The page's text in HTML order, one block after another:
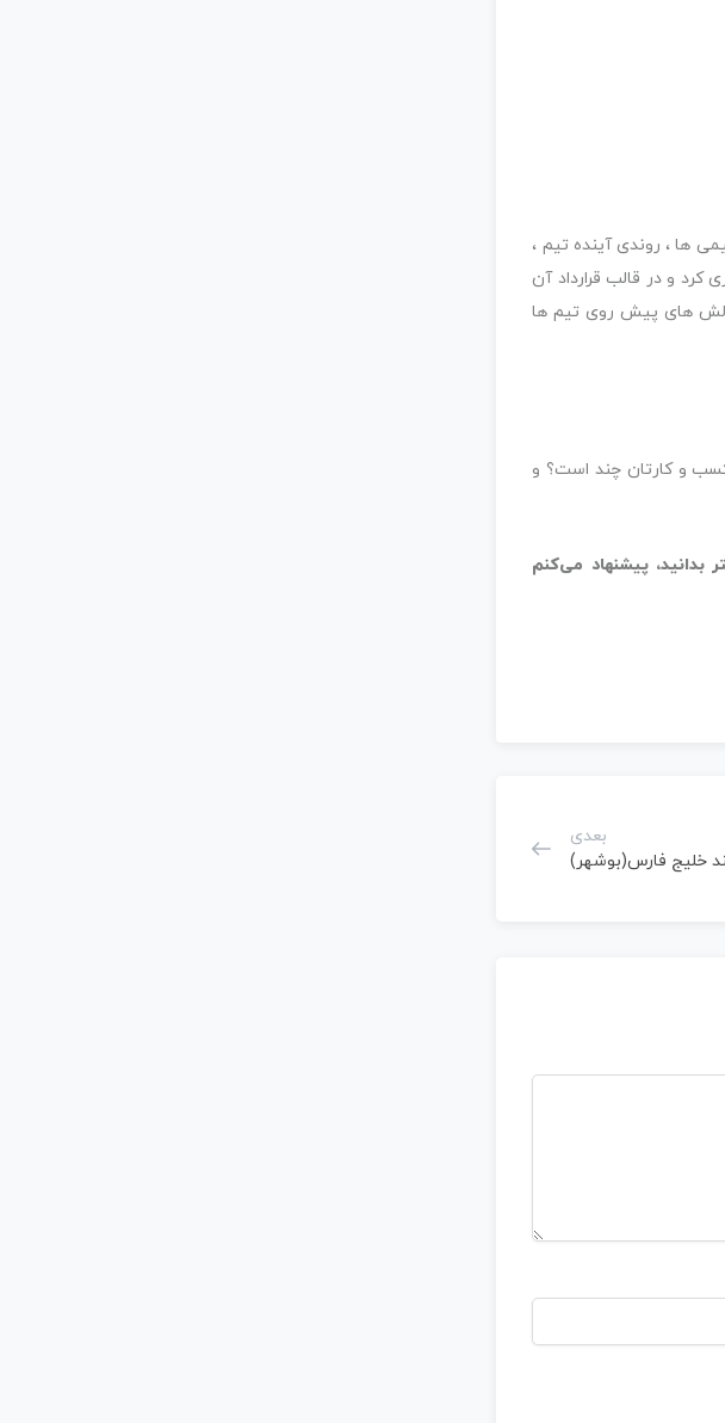
ها ، روندی آینده تیم ،
و در قالب قرارداد آن
های پیش روی تیم ها
و کارتان چند است؟ و
پیشنهاد می‌کنم
بعدی
خلیج فارس(بوشهر)